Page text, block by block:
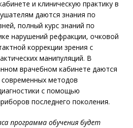
и клиническую практику в
даются знания по
полный курс знаний по
нарушений рефракции, очковой
коррекции зрения с
манипуляций. В
врачебном кабинете даются
методов
с помощью
последнего поколения.
программа обучения будет